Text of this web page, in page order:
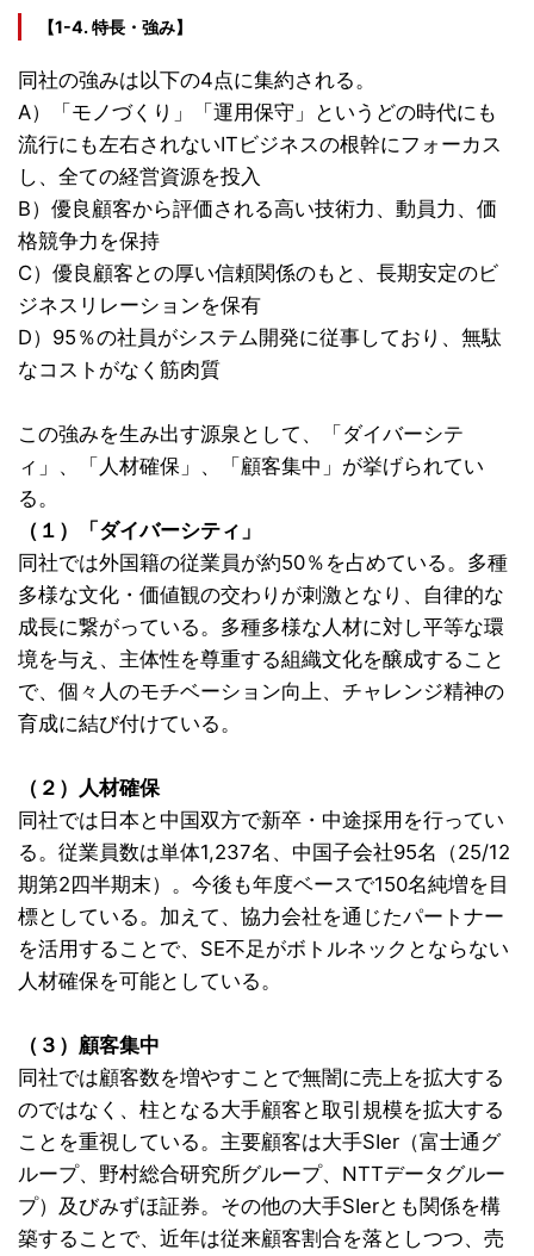
【1-4. 特長・強み】
同社の強みは以下の4点に集約される。
A）「モノづくり」「運用保守」というどの時代にも
流行にも左右されないITビジネスの根幹にフォーカス
し、全ての経営資源を投入
B）優良顧客から評価される高い技術力、動員力、価
格競争力を保持
C）優良顧客との厚い信頼関係のもと、長期安定のビ
ジネスリレーションを保有
D）95％の社員がシステム開発に従事しており、無駄
なコストがなく筋肉質
この強みを生み出す源泉として、「ダイバーシテ
ィ」、「人材確保」、「顧客集中」が挙げられてい
る。
（１）「ダイバーシティ」
同社では外国籍の従業員が約50％を占めている。多種
多様な文化・価値観の交わりが刺激となり、自律的な
成長に繋がっている。多種多様な人材に対し平等な環
境を与え、主体性を尊重する組織文化を醸成すること
で、個々人のモチベーション向上、チャレンジ精神の
育成に結び付けている。
（２）人材確保
同社では日本と中国双方で新卒・中途採用を行ってい
る。従業員数は単体1,237名、中国子会社95名（25/12
期第2四半期末）。今後も年度ベースで150名純増を目
標としている。加えて、協力会社を通じたパートナー
を活用することで、SE不足がボトルネックとならない
人材確保を可能としている。
（３）顧客集中
同社では顧客数を増やすことで無闇に売上を拡大する
のではなく、柱となる大手顧客と取引規模を拡大する
ことを重視している。主要顧客は大手SIer（富士通グ
ループ、野村総合研究所グループ、NTTデータグルー
プ）及びみずほ証券。その他の大手SIerとも関係を構
築することで、近年は従来顧客割合を落としつつ、売